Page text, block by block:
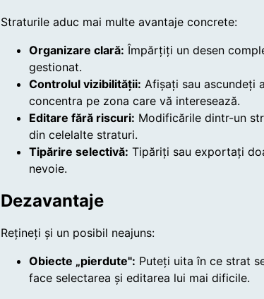
Straturile aduc mai multe avantaje concrete:
Organizare clară: Împărțiți un desen
gestionat.
Controlul vizibilității: Afișați sau ascundeți
concentra pe zona care vă interesează.
Editare fără riscuri: Modificările dintr-un
din celelalte straturi.
Tipărire selectivă: Tipăriți sau exportați
nevoie.
Dezavantaje
Rețineți și un posibil neajuns:
Obiecte „pierdute": Puteți uita în ce strat
face selectarea și editarea lui mai dificile.